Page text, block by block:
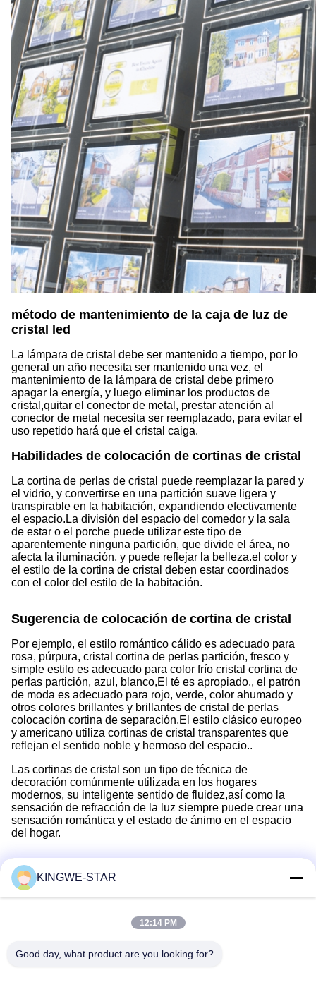
método de mantenimiento de la caja de luz de
cristal led
La lámpara de cristal debe ser mantenido a tiempo, por lo
general un año necesita ser mantenido una vez, el
mantenimiento de la lámpara de cristal debe primero
apagar la energía, y luego eliminar los productos de
cristal,quitar el conector de metal, prestar atención al
conector de metal necesita ser reemplazado, para evitar el
uso repetido hará que el cristal caiga.
Habilidades de colocación de cortinas de cristal
La cortina de perlas de cristal puede reemplazar la pared y
el vidrio, y convertirse en una partición suave ligera y
transpirable en la habitación, expandiendo efectivamente
el espacio.La división del espacio del comedor y la sala
de estar o el porche puede utilizar este tipo de
aparentemente ninguna partición, que divide el área, no
afecta la iluminación, y puede reflejar la belleza.el color y
el estilo de la cortina de cristal deben estar coordinados
con el color del estilo de la habitación.
Sugerencia de colocación de cortina de cristal
Por ejemplo, el estilo romántico cálido es adecuado para
rosa, púrpura, cristal cortina de perlas partición, fresco y
simple estilo es adecuado para color frío cristal cortina de
perlas partición, azul, blanco,El té es apropiado., el patrón
de moda es adecuado para rojo, verde, color ahumado y
otros colores brillantes y brillantes de cristal de perlas
colocación cortina de separación,El estilo clásico europeo
y americano utiliza cortinas de cristal transparentes que
reflejan el sentido noble y hermoso del espacio..
Las cortinas de cristal son un tipo de técnica de
decoración comúnmente utilizada en los hogares
modernos, su inteligente sentido de fluidez,así como la
sensación de refracción de la luz siempre puede crear una
sensación romántica y el estado de ánimo en el espacio
del hogar.
Planta 4, edificio 4, zona industrial Xintang, Baishixia, calle
KINGWE-STAR
12:14 PM
Good day, what product are you looking for?